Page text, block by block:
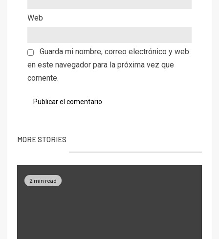
Web
Guarda mi nombre, correo electrónico y web
en este navegador para la próxima vez que
comente.
MORE STORIES
2 min read